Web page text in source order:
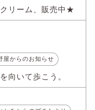
リーム、販売中★
からのお知らせ
向いて歩こう。